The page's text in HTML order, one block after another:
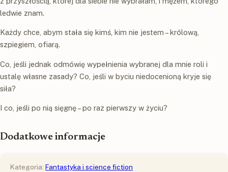
ledwie znam.
Każdy chce, abym stała się kimś, kim nie jestem – królową,
szpiegiem, ofiarą.
Co, jeśli jednak odmówię wypełnienia wybranej dla mnie roli i
ustalę własne zasady? Co, jeśli w byciu niedocenioną kryje się
siła?
I co, jeśli po nią sięgnę – po raz pierwszy w życiu?
Dodatkowe informacje
Kategoria: Fantastyka i science fiction